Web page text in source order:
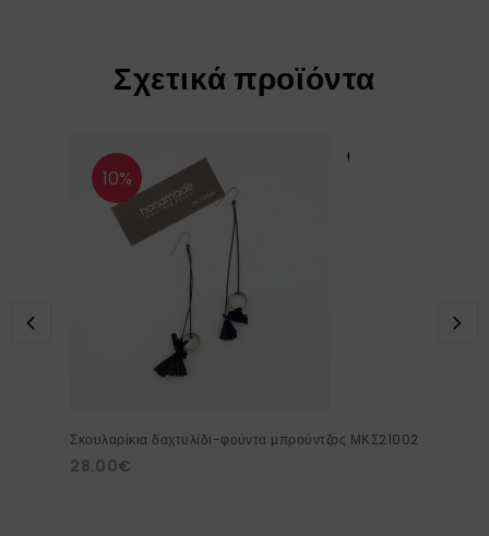
Σχετικά προϊόντα
10%
Σκουλαρίκια δαχτυλίδι-φούντα μπρούντζος ΜΚΣ21002
28.00€